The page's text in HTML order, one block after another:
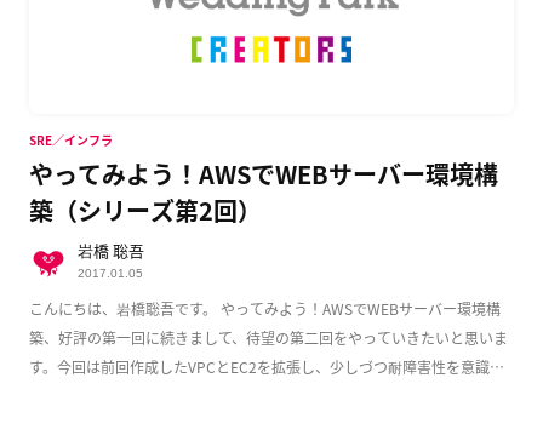
やってみよう！AWSでWEBサーバー環境構
築（シリーズ第2回）
こんにちは、岩橋聡吾です。 やってみよう！AWSでWEBサーバー環境構
築、好評の第一回に続きまして、待望の第二回をやっていきたいと思いま
す。今回は前回作成したVPCとEC2を拡張し、少しづつ耐障害性を意識し
SRE／インフラ
岩橋 聡吾
2017.01.05